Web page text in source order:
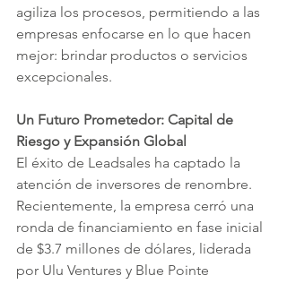
agiliza los procesos, permitiendo a las
empresas enfocarse en lo que hacen
mejor: brindar productos o servicios
excepcionales.
Un Futuro Prometedor: Capital de
Riesgo y Expansión Global
El éxito de Leadsales ha captado la
atención de inversores de renombre.
Recientemente, la empresa cerró una
ronda de financiamiento en fase inicial
de $3.7 millones de dólares, liderada
por Ulu Ventures y Blue Pointe